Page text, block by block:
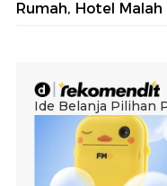
Rumah, Hotel